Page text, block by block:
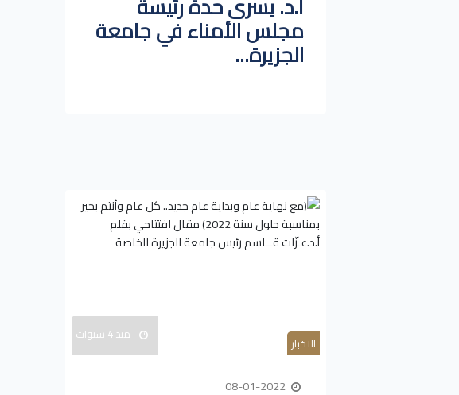
مجلس الأمناء في جامعة
الجزيرة...
الاخبار منذ 4 سنوات